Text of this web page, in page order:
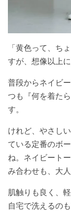
「黄色って、ち
すが、想像以上
普段からネイビ
つも『何を着た
す。
けれど、やさし
ている定番のボ
ね。ネイビート
み合わせも、大
肌触りも良く、
自宅で洗えるの